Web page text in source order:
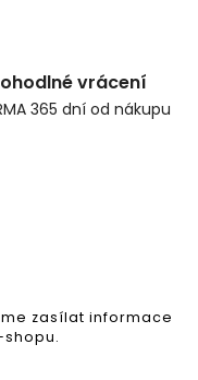
vrácení
365 dní od nákupu
zasílat informace